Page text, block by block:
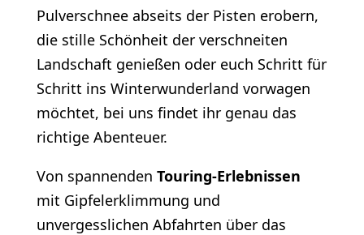
Pulverschnee abseits der Pisten erobern,
die stille Schönheit der verschneiten
Landschaft genießen oder euch Schritt für
Schritt ins Winterwunderland vorwagen
möchtet, bei uns findet ihr genau das
richtige Abenteuer.
Von spannenden Touring-Erlebnissen
mit Gipfelerklimmung und
unvergesslichen Abfahrten über das